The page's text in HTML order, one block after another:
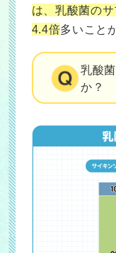
は、乳酸菌の
4.4倍多いこと
乳酸
か？